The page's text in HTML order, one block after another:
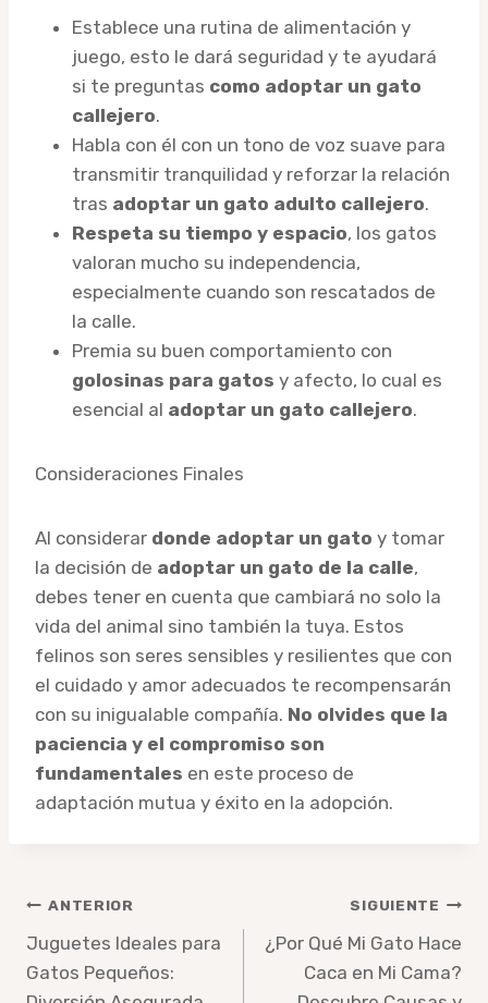
Establece una rutina de alimentación y
juego, esto le dará seguridad y te ayudará
si te preguntas como adoptar un gato
callejero.
Habla con él con un tono de voz suave para
transmitir tranquilidad y reforzar la relación
tras adoptar un gato adulto callejero.
Respeta su tiempo y espacio, los gatos
valoran mucho su independencia,
especialmente cuando son rescatados de
la calle.
Premia su buen comportamiento con
golosinas para gatos y afecto, lo cual es
esencial al adoptar un gato callejero.
Consideraciones Finales
Al considerar donde adoptar un gato y tomar
la decisión de adoptar un gato de la calle,
debes tener en cuenta que cambiará no solo la
vida del animal sino también la tuya. Estos
felinos son seres sensibles y resilientes que con
el cuidado y amor adecuados te recompensarán
con su inigualable compañía. No olvides que la
paciencia y el compromiso son
fundamentales en este proceso de
adaptación mutua y éxito en la adopción.
Navegación
de
ANTERIOR
Juguetes Ideales para
Gatos Pequeños:
SIGUIENTE
¿Por Qué Mi Gato Hace
Caca en Mi Cama?